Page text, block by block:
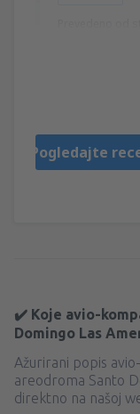
Pogledajte
✔️ Koje avio-
Domingo Las
Ažurirani popis
areodroma Santo
direktno na našoj